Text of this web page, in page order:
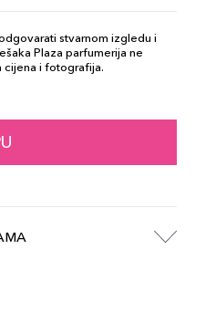
stvarnom izgledu i
Plaza parfumerija ne
cijena i fotografija.